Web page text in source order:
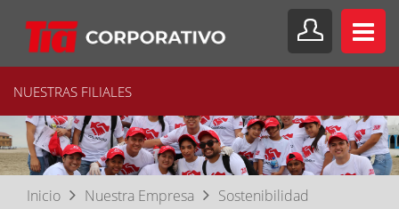
NUESTRAS FILIALES
Inicio Nuestra Empresa
Sostenibilidad